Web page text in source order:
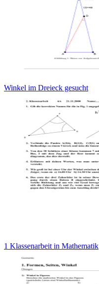
Winkel im Dreieck gesucht
1 Klassenarbeit in Mathematik